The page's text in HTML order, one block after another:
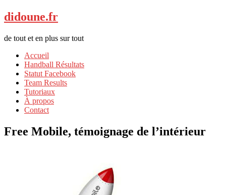
didoune.fr
de tout et en plus sur tout
Accueil
Handball Résultats
Statut Facebook
Team Results
Tutoriaux
À propos
Contact
Free Mobile, témoignage de l’intérieur